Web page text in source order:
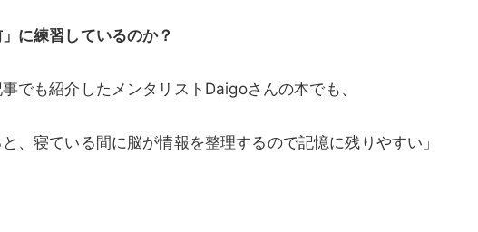
に練習しているのか？
でも紹介したメンタリストDaigoさんの本でも、
、寝ている間に脳が情報を整理するので記憶に残りやすい」